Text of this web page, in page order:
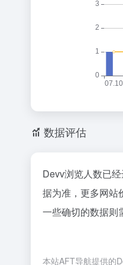
数据评估
Devv浏览人数已
据为准，更多网站
一些确切的数据则
本站AFT导航提供的